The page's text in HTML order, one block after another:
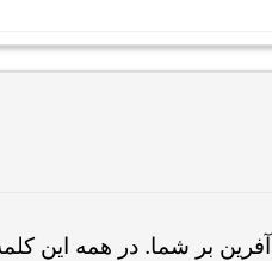
آفرین بر شما. در همه این